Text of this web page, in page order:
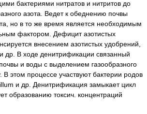
бактериями нитратов и нитритов до
азота. Ведет к обеднению почвы
но в то же время является необходимым
фактором. Дефицит азотистых
внесением азотистых удобрений,
др. В ходе денитрификации связанный
и воды с выделением газообразного
В этом процессе участвуют бактерии родов
и др. Денитрификация замыкает цикл
образованию токсич. концентраций